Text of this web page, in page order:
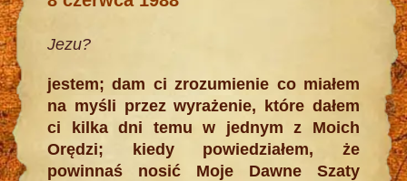
Jezu?
jestem; dam ci zrozumienie co miałem
na myśli przez wyrażenie, które dałem
ci kilka dni temu w jednym z Moich
Orędzi; kiedy powiedziałem, że
powinnaś nosić Moje Dawne Szaty